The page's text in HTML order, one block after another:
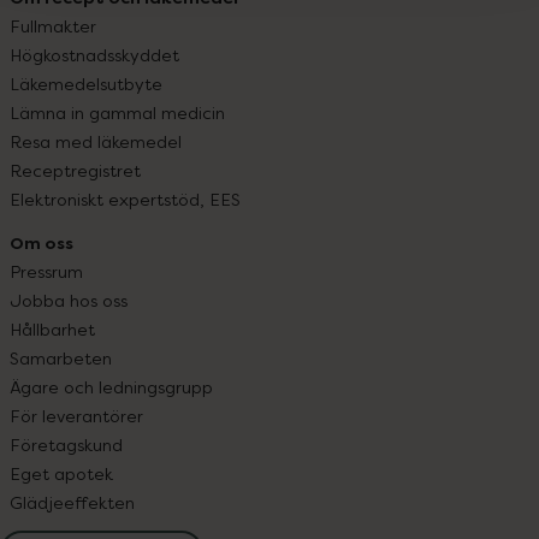
Fullmakter
Högkostnadsskyddet
Läkemedelsutbyte
Lämna in gammal medicin
Resa med läkemedel
Receptregistret
Elektroniskt expertstöd, EES
Om oss
Pressrum
Jobba hos oss
Hållbarhet
Samarbeten
Ägare och ledningsgrupp
För leverantörer
Företagskund
Eget apotek
Glädjeeffekten